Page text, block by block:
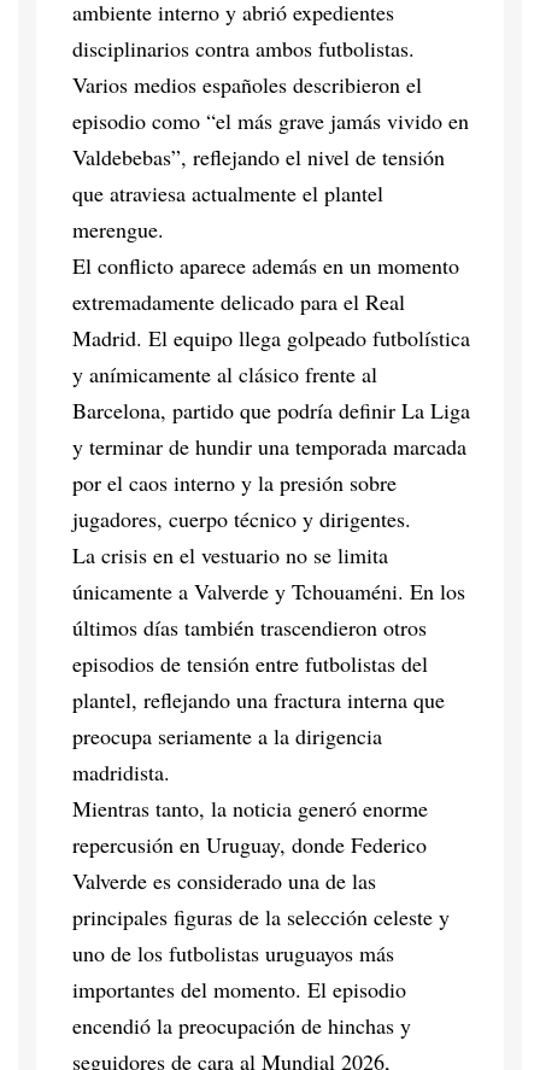
ambiente interno y abrió expedientes
disciplinarios contra ambos futbolistas.
Varios medios españoles describieron el
episodio como “el más grave jamás vivido en
Valdebebas”, reflejando el nivel de tensión
que atraviesa actualmente el plantel
merengue.
El conflicto aparece además en un momento
extremadamente delicado para el Real
Madrid. El equipo llega golpeado futbolística
y anímicamente al clásico frente al
Barcelona, partido que podría definir La Liga
y terminar de hundir una temporada marcada
por el caos interno y la presión sobre
jugadores, cuerpo técnico y dirigentes.
La crisis en el vestuario no se limita
únicamente a Valverde y Tchouaméni. En los
últimos días también trascendieron otros
episodios de tensión entre futbolistas del
plantel, reflejando una fractura interna que
preocupa seriamente a la dirigencia
madridista.
Mientras tanto, la noticia generó enorme
repercusión en Uruguay, donde Federico
Valverde es considerado una de las
principales figuras de la selección celeste y
uno de los futbolistas uruguayos más
importantes del momento. El episodio
encendió la preocupación de hinchas y
seguidores de cara al Mundial 2026,